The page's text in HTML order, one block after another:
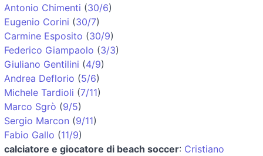
Antonio Chimenti (30/6)
Eugenio Corini (30/7)
Carmine Esposito (30/9)
Federico Giampaolo (3/3)
Giuliano Gentilini (4/9)
Andrea Deflorio (5/6)
Michele Tardioli (7/11)
Marco Sgrò (9/5)
Sergio Marcon (9/11)
Fabio Gallo (11/9)
calciatore e giocatore di beach soccer: Cristiano